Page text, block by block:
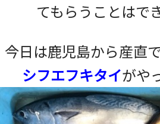
てもらうことはで
今日は鹿児島から産直で
シフエフキタイがや